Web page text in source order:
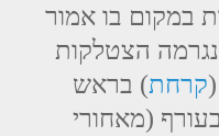
במקום בו אמור
הצטלקות
קרחת) בראש
(מאחורי